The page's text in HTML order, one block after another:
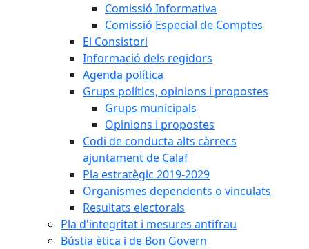
Comissió Informativa
Comissió Especial de Comptes
El Consistori
Informació dels regidors
Agenda política
Grups polítics, opinions i propostes
Grups municipals
Opinions i propostes
Codi de conducta alts càrrecs
ajuntament de Calaf
Pla estratègic 2019-2029
Organismes dependents o vinculats
Resultats electorals
Pla d'integritat i mesures antifrau
Bústia ètica i de Bon Govern